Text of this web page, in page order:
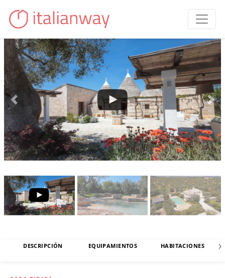
DESCRIPCIÓN EQUIPAMIENTOS HABITACIONES